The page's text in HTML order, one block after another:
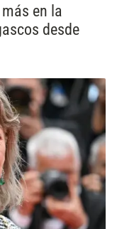
en la
desde